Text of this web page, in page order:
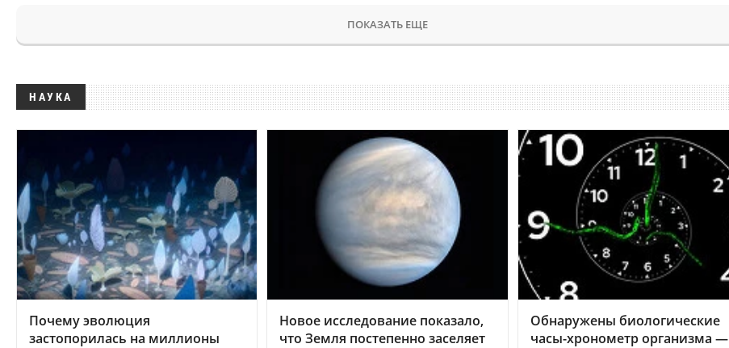
ПОКАЗАТЬ ЕЩЕ
НАУКА
Почему эволюция
застопорилась на миллионы
Новое исследование показало,
что Земля постепенно заселяет
Обнаружены биологические
часы-хронометр организма —